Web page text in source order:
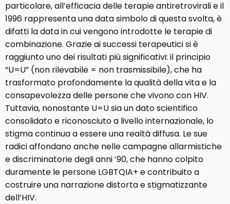
particolare, all’efficacia delle terapie antiretrovirali e il
1996 rappresenta una data simbolo di questa svolta, è
difatti la data in cui vengono introdotte le terapie di
combinazione. Grazie ai successi terapeutici si è
raggiunto uno dei risultati più significativi: il principio
“U=U” (non rilevabile = non trasmissibile), che ha
trasformato profondamente la qualità della vita e la
consapevolezza delle persone che vivono con HIV.
Tuttavia, nonostante U=U sia un dato scientifico
consolidato e riconosciuto a livello internazionale, lo
stigma continua a essere una realtà diffusa. Le sue
radici affondano anche nelle campagne allarmistiche
e discriminatorie degli anni ’90, che hanno colpito
duramente le persone LGBTQIA+ e contribuito a
costruire una narrazione distorta e stigmatizzante
dell’HIV.